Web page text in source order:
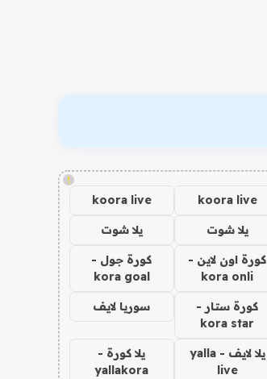
!
koora live
koora live
يلا شوت يلا شوت
كورة اون لاين -
kora onli
كورة جول -
kora goal
كورة ستار -
kora star
سوريا لايف
يلا لايف - yalla
live
يلا كورة -
yallakora